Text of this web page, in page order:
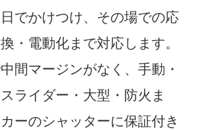
でかけつけ、その場での応
・電動化まで対応します。
間マージンがなく、手動・
ライダー・大型・防火ま
ーのシャッターに保証付き